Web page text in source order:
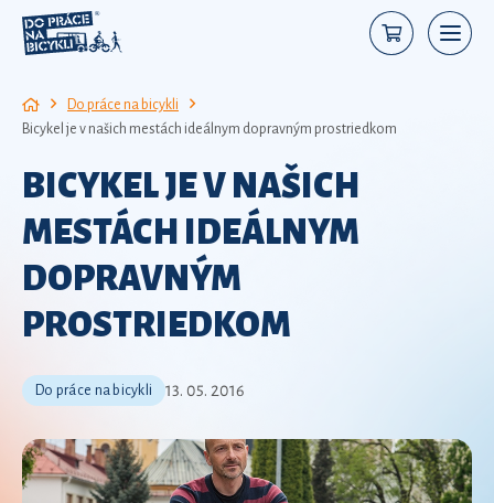
Do práce na bicykli
Bicykel je v našich mestách ideálnym dopravným prostriedkom
BICYKEL JE V NAŠICH
MESTÁCH IDEÁLNYM
DOPRAVNÝM
PROSTRIEDKOM
Do práce na bicykli 13. 05. 2016